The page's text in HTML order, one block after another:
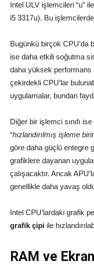
Intel ULV işlemcileri “u”
i5 3317u). Bu
Bugünkü birçok CPU’da
ise daha etkili soğutma
daha yüksek
çekirdekli CPU’lar
uygulamalar, bundan
Diğer bir işlemci sınıfı ise
“hızlandırılmış işleme
göre daha güçlü entegre
grafiklere dayanan
çalışacaktır. Ancak
genellikle daha yavaş
Intel CPU’lardaki grafik
grafik çipi ile
RAM ve